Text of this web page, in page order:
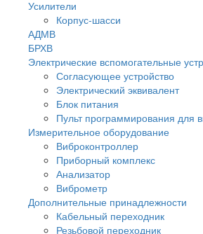
Усилители
Корпус-шасси
АДМВ
БРХВ
Электрические вспомогательные
Согласующее устройство
Электрический эквивалент
Блок питания
Пульт программирования для
Измерительное оборудование
Виброконтроллер
Приборный комплекс
Анализатор
Виброметр
Дополнительные принадлежности
Кабельный переходник
Резьбовой переходник